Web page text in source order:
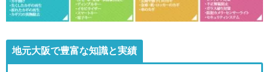
地元大阪で豊富な知識と実績